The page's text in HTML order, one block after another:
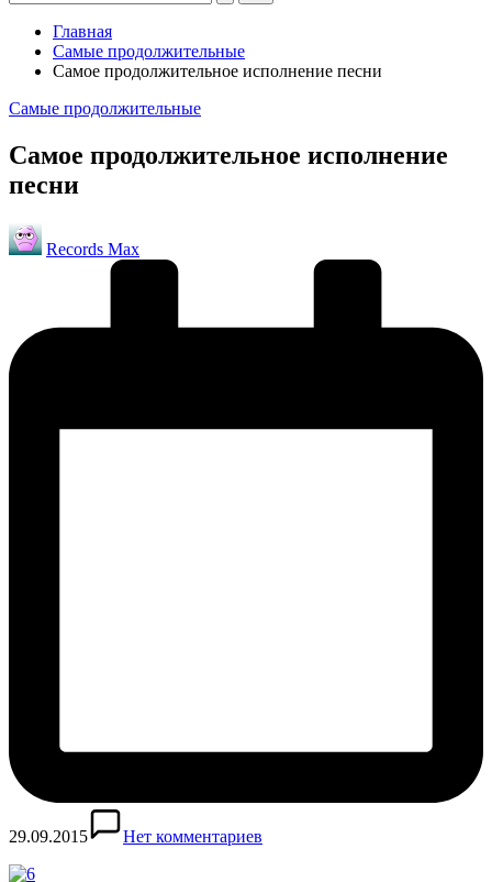
Главная
Самые продолжительные
Самое продолжительное исполнение песни
Опубликовано
Самые продолжительные
Самое продолжительное исполнение
песни
Запись
от
Records Max
29.09.2015 Нет комментариев